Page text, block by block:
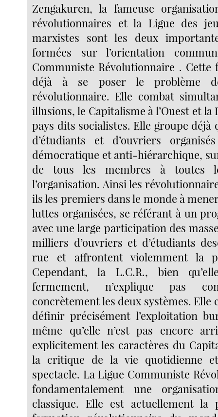
Zengakuren, la fameuse
révolutionnaires et la Ligue des
marxistes sont les deux
formées sur l’orientation
Communiste Révolutionnaire . Cette
déjà à se poser le problème de
révolutionnaire. Elle combat
illusions, le Capitalisme à l’Ouest et
pays dits socialistes. Elle groupe déjà
d’étudiants et d’ouvriers
démocratique et anti-hiérarchique,
de tous les membres à toutes
l’organisation. Ainsi les
ils les premiers dans le monde à
luttes organisées, se référant à un
avec une large participation des
milliers d’ouvriers et d’étudiants
rue et affrontent violemment la
Cependant, la L.C.R., bien
fermement, n’explique pas
concrètement les deux systèmes. Elle
définir précisément l’exploitation
même qu’elle n’est pas encore
explicitement les caractères du
la critique de la vie quotidienne
spectacle. La Ligue Communiste
fondamentalement une
classique. Elle est actuellement la